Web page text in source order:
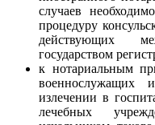
случаев
процедуру
действующих
государством
к нотариальным
военнослужащих
излечении в
лечебных